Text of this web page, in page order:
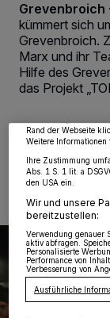
Grevenbroich ·
kümmert sich
Grevenbroich.
Marx und ihr
Hilfe des
das Projekt
23.12.2024 ,
Wir und unsere218
-
wie Browserdaten
von OK aktivieren Sie
Partner verarbeiten
Zwecke. Wenn
möglicherweise nicht
Rand der Webseite
Weitere
Ihre Zustimmung
Abs. 1 S. 1 lit. a
den USA ein.
Wir und unsere
bereitzustellen:
Verwendung genauer
aktiv abfragen.
Personalisierte
Performance von
Verbesserung von
Ausführliche